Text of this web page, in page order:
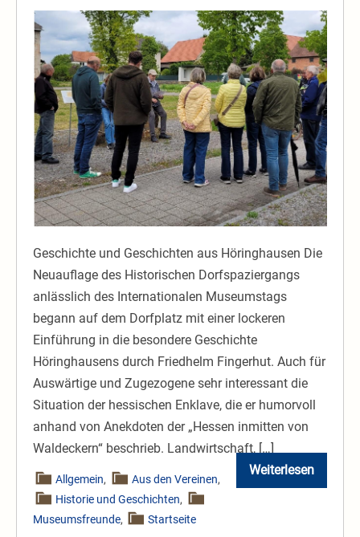
Alles,
bis
auf
eine
Apotheke
Geschichte und Geschichten aus Höringhausen Die
Neuauflage des Historischen Dorfspaziergangs
anlässlich des Internationalen Museumstags
begann auf dem Dorfplatz mit einer lockeren
Einführung in die besondere Geschichte
Höringhausens durch Friedhelm Fingerhut. Auch für
Auswärtige und Zugezogene sehr interessant die
Situation der hessischen Enklave, die er humorvoll
anhand von Anekdoten der „Hessen inmitten von
Waldeckern“ beschrieb. Landwirtschaft, […]
Weiterlesen
Alles,
bis
Allgemein, Aus den Vereinen,
Historie und Geschichten,
Museumsfreunde, Startseite